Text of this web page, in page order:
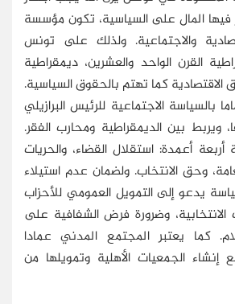
فيها المال على السياسية، تكون مؤسسة
والاجتماعية. ولذلك على تونس
القرن الواحد والعشرين، ديمقراطية
كما تهتم بالحقوق السياسية.
بالسياسة الاجتماعية للرئيس البرازيلي
ويربط بين الديمقراطية ومحارب الفقر.
أربعة أعمدة: استقلال القضاء، والحريات
وحق الانتخاب. ولضمان عدم استيلاء
يدعو إلى التمويل العمومي للأحزاب
الانتخابية، وضرورة فرض الشفافية على
كما يعتبر المجتمع المدني عمادا
إنشاء الجمعيات الأهلية وتمويلها من